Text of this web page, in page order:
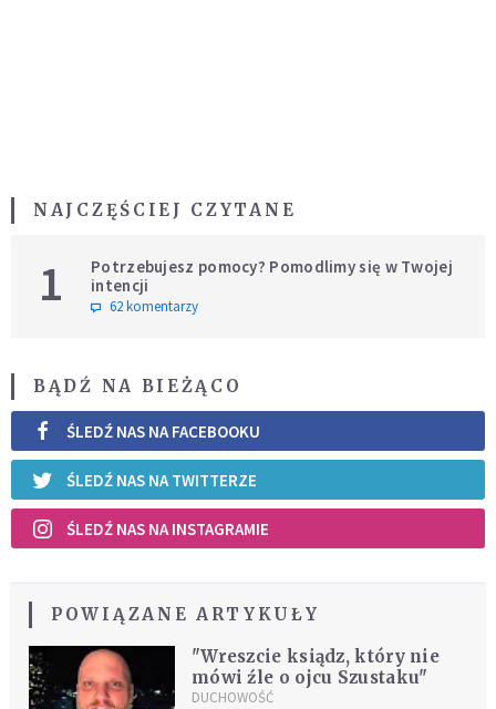
NAJCZĘŚCIEJ CZYTANE
1
Potrzebujesz pomocy? Pomodlimy się w Twojej
intencji
62 komentarzy
BĄDŹ NA BIEŻĄCO
ŚLEDŹ NAS NA FACEBOOKU
ŚLEDŹ NAS NA TWITTERZE
ŚLEDŹ NAS NA INSTAGRAMIE
POWIĄZANE ARTYKUŁY
"Wreszcie ksiądz, który nie
mówi źle o ojcu Szustaku"
DUCHOWOŚĆ